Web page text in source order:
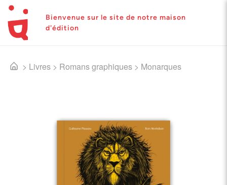
Bienvenue sur le site de notre maison
d'édition
> Livres > Romans graphiques > Monarques